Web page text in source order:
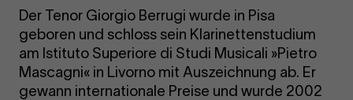
Der Tenor Giorgio Berrugi wurde in Pisa
geboren und schloss sein Klarinettenstudium
am Istituto Superiore di Studi Musicali »Pietro
Mascagni« in Livorno mit Auszeichnung ab. Er
gewann internationale Preise und wurde 2002